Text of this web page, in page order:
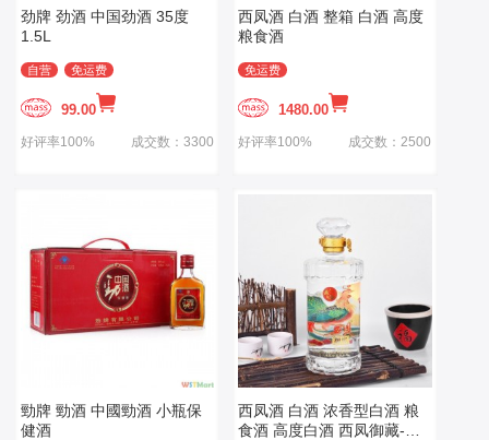
劲牌 劲酒 中国劲酒 35度
1.5L
自营 免运费
99.00
好评率100% 成交数：3300
西凤酒 白酒 整箱 白酒 高度
粮食酒
免运费
1480.00
好评率100% 成交数：2500
勁牌 勁酒 中國勁酒 小瓶保
健酒
西凤酒 白酒 浓香型白酒 粮
食酒 高度白酒 西凤御藏-金